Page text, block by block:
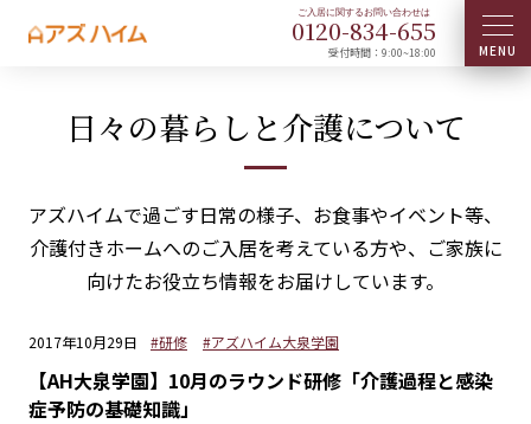
0120-834-655
受付時間：9:00~18:00
日々の暮らしと介護について
アズハイムで過ごす日常の様子、お食事やイベント等、
介護付きホームへのご入居を考えている方や、ご家族に
向けたお役立ち情報をお届けしています。
2017年10月29日 #研修 #アズハイム大泉学園
【AH大泉学園】10月のラウンド研修「介護過程と感染
症予防の基礎知識」